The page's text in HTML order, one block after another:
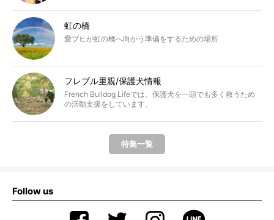
虹の橋
愛ブヒが虹の橋へ向かう準備をするための場所
フレブル里親/保護犬情報
French Bulldog Lifeでは、保護犬を一頭でも多く救うため
の活動支援をしています。
特集一覧
Follow us